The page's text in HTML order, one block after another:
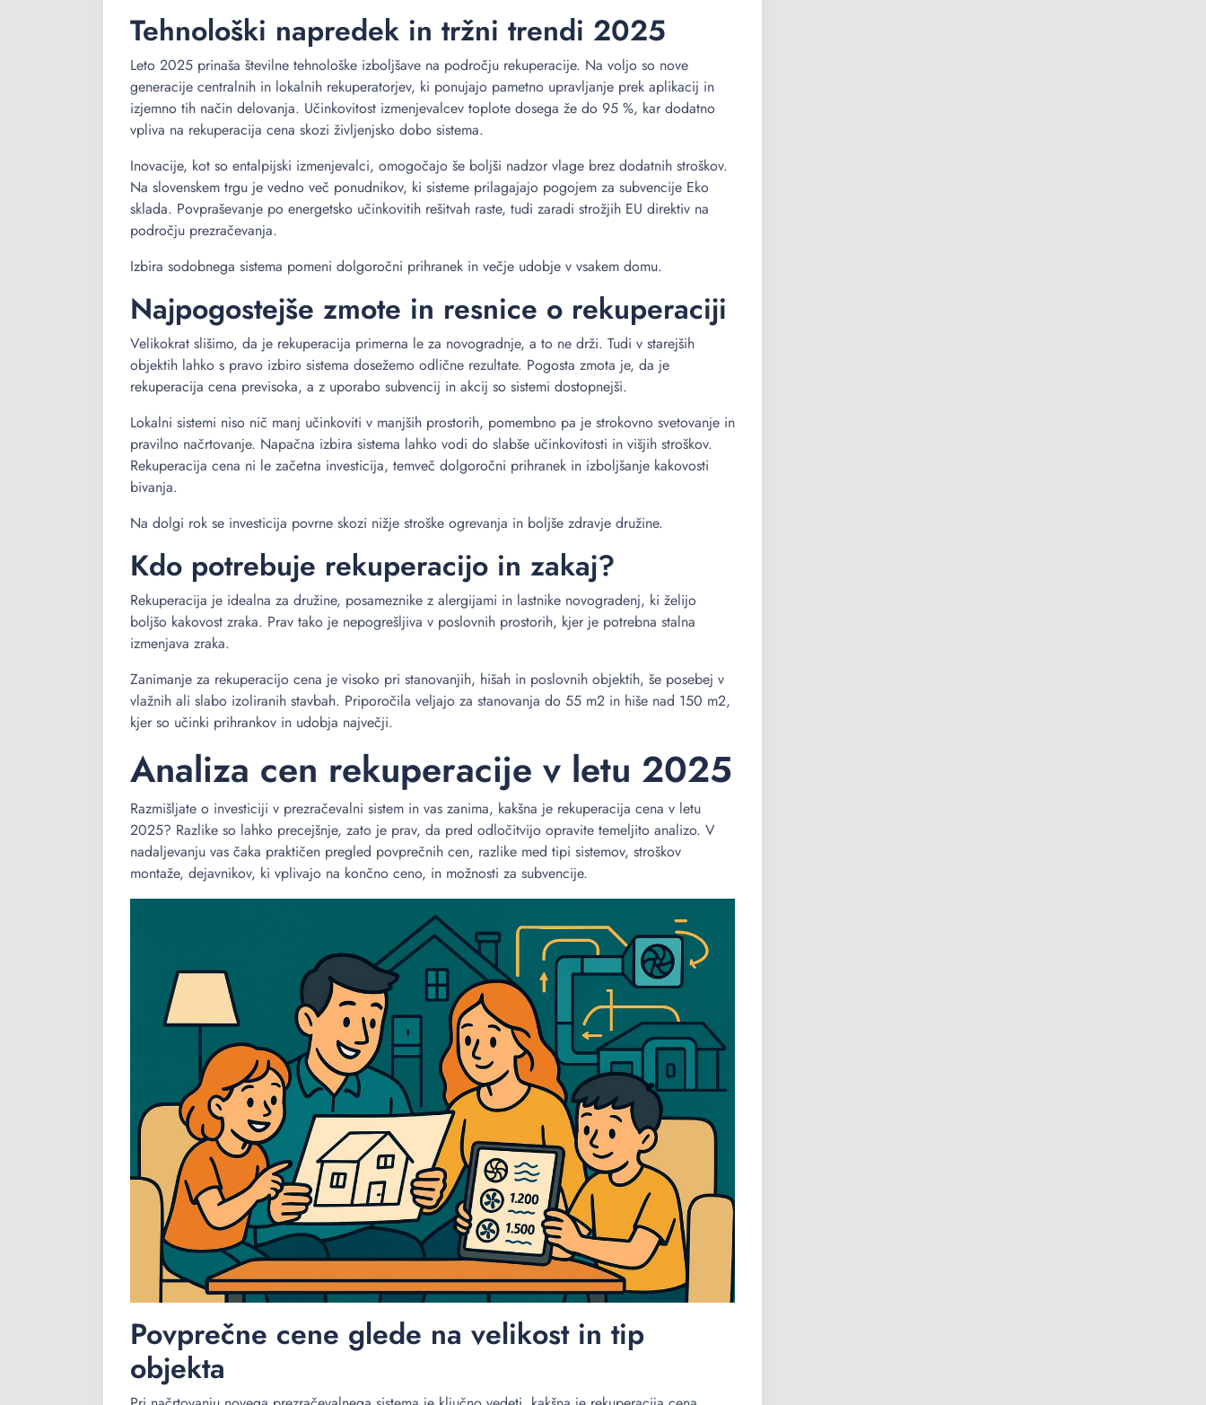
Tehnološki napredek in tržni trendi 2025
Leto 2025 prinaša številne tehnološke izboljšave na področju rekuperacije. Na voljo so nove
generacije centralnih in lokalnih rekuperatorjev, ki ponujajo pametno upravljanje prek aplikacij in
izjemno tih način delovanja. Učinkovitost izmenjevalcev toplote dosega že do 95 %, kar dodatno
vpliva na rekuperacija cena skozi življenjsko dobo sistema.
Inovacije, kot so entalpijski izmenjevalci, omogočajo še boljši nadzor vlage brez dodatnih stroškov.
Na slovenskem trgu je vedno več ponudnikov, ki sisteme prilagajajo pogojem za subvencije Eko
sklada. Povpraševanje po energetsko učinkovitih rešitvah raste, tudi zaradi strožjih EU direktiv na
področju prezračevanja.
Izbira sodobnega sistema pomeni dolgoročni prihranek in večje udobje v vsakem domu.
Najpogostejše zmote in resnice o rekuperaciji
Velikokrat slišimo, da je rekuperacija primerna le za novogradnje, a to ne drži. Tudi v starejših
objektih lahko s pravo izbiro sistema dosežemo odlične rezultate. Pogosta zmota je, da je
rekuperacija cena previsoka, a z uporabo subvencij in akcij so sistemi dostopnejši.
Lokalni sistemi niso nič manj učinkoviti v manjših prostorih, pomembno pa je strokovno svetovanje in
pravilno načrtovanje. Napačna izbira sistema lahko vodi do slabše učinkovitosti in višjih stroškov.
Rekuperacija cena ni le začetna investicija, temveč dolgoročni prihranek in izboljšanje kakovosti
bivanja.
Na dolgi rok se investicija povrne skozi nižje stroške ogrevanja in boljše zdravje družine.
Kdo potrebuje rekuperacijo in zakaj?
Rekuperacija je idealna za družine, posameznike z alergijami in lastnike novogradenj, ki želijo
boljšo kakovost zraka. Prav tako je nepogrešljiva v poslovnih prostorih, kjer je potrebna stalna
izmenjava zraka.
Zanimanje za rekuperacijo cena je visoko pri stanovanjih, hišah in poslovnih objektih, še posebej v
vlažnih ali slabo izoliranih stavbah. Priporočila veljajo za stanovanja do 55 m2 in hiše nad 150 m2,
kjer so učinki prihrankov in udobja največji.
Analiza cen rekuperacije v letu 2025
Razmišljate o investiciji v prezračevalni sistem in vas zanima, kakšna je rekuperacija cena v letu
2025? Razlike so lahko precejšnje, zato je prav, da pred odločitvijo opravite temeljito analizo. V
nadaljevanju vas čaka praktičen pregled povprečnih cen, razlike med tipi sistemov, stroškov
montaže, dejavnikov, ki vplivajo na končno ceno, in možnosti za subvencije.
Povprečne cene glede na velikost in tip
objekta